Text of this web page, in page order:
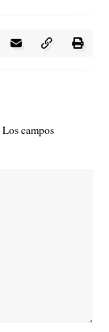
Los campos